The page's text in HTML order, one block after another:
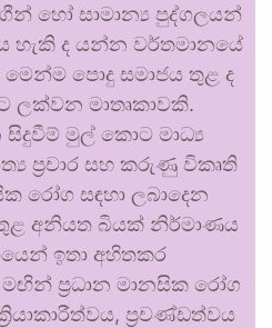
හෝ සාමාන්‍ය පුද්ගලයන්
හැකි ද යන්න වර්තමානයේ
පොදු සමාජය තුළ ද
ලක්වන මාතෘකාවකි.
මුල් කොට මාධ්‍ය
ප්‍රචාර සහ කරුණු විකෘති
රෝග සඳහා ලබාදෙන
අනියත බියක් නිර්මාණය
ඉතා අහිතකර
ප්‍රධාන මානසික රෝග
ප්‍රචණ්ඩත්වය